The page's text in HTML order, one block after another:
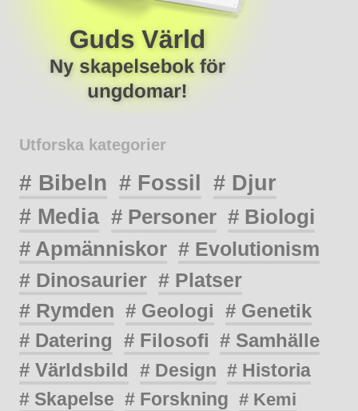
Utforska kategorier
# Bibeln # Fossil # Djur
# Media # Personer # Biologi
# Apmänniskor # Evolutionism
# Dinosaurier # Platser
# Rymden # Geologi # Genetik
# Datering # Filosofi # Samhälle
# Världsbild
# Design # Historia
# Skapelse # Forskning # Kemi